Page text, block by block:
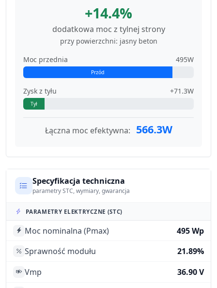
+14.4%
dodatkowa moc z tylnej strony
przy powierzchni: jasny beton
Moc przednia
495W
Przód
Zysk z tyłu +71.3W
Tył
Łączna moc efektywna: 566.3W
Specyfikacja techniczna
parametry STC, wymiary, gwarancja
PARAMETRY ELEKTRYCZNE (STC)
Moc nominalna (Pmax)
495 Wp
Sprawność modułu
21.89%
Vmp
36.90 V